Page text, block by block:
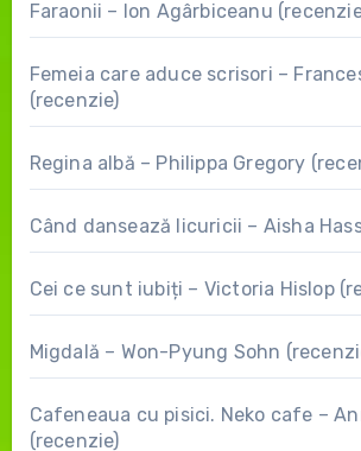
Faraonii – Ion Agârbiceanu
Femeia care aduce scrisori –
(recenzie)
Regina albă – Philippa Gregory
Când dansează licuricii – Aisha
Cei ce sunt iubiți – Victoria Hislop
Migdală – Won-Pyung Sohn
Cafeneaua cu pisici. Neko cafe –
(recenzie)